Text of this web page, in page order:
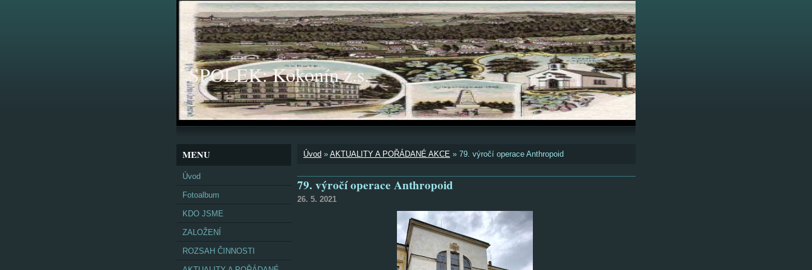
SPOLEK: Kokonín z.s.
Úvod » AKTUALITY A POŘÁDANÉ AKCE » 79. výročí operace Anthropoid
79. výročí operace Anthropoid
26. 5. 2021
MENU
Úvod
Fotoalbum
KDO JSME
ZALOŽENÍ
ROZSAH ČINNOSTI